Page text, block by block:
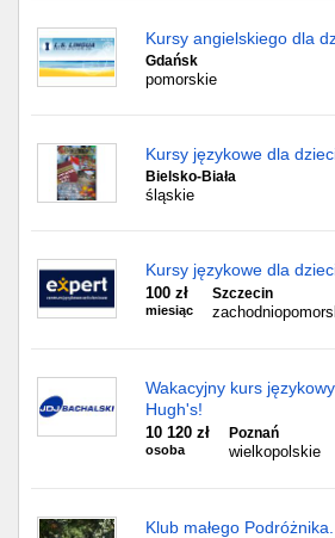
Kursy angielskiego dla
Gdańsk
pomorskie
Kursy językowe dla
Bielsko-Biała
śląskie
Kursy językowe dla
100 zł
miesiąc
Szczecin
Wakacyjny kurs
Hugh's!
10 120 zł
osoba
Poznań
wielkopolskie
Klub małego